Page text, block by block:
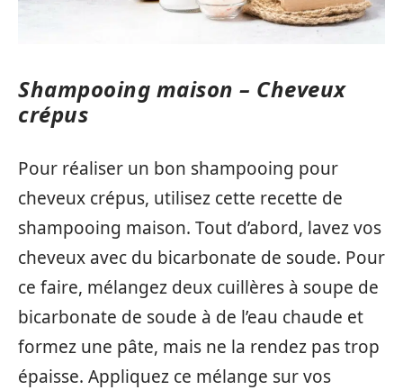
Shampooing maison – Cheveux
crépus
Pour réaliser un bon shampooing pour
cheveux crépus, utilisez cette recette de
shampooing maison. Tout d’abord, lavez vos
cheveux avec du bicarbonate de soude. Pour
ce faire, mélangez deux cuillères à soupe de
bicarbonate de soude à de l’eau chaude et
formez une pâte, mais ne la rendez pas trop
épaisse. Appliquez ce mélange sur vos